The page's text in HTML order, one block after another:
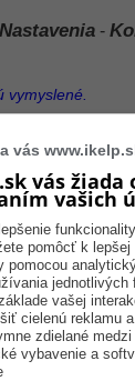
Nastavenia -
vymyslené.
vás
vás žiada
vašich
pomôcť k
pomocou
jednotlivých
vašej
cielenú reklamu
zdielané
vybavenie a